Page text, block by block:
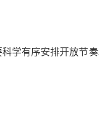
学有序安排开放节